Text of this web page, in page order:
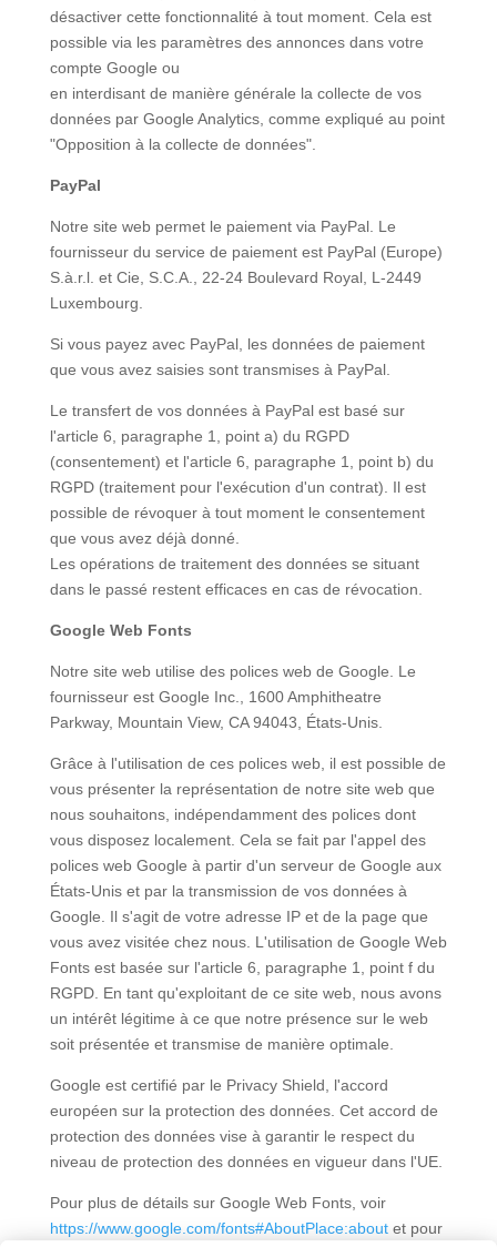
désactiver cette fonctionnalité à tout moment. Cela est
possible via les paramètres des annonces dans votre
compte Google ou
en interdisant de manière générale la collecte de vos
données par Google Analytics, comme expliqué au point
"Opposition à la collecte de données".
PayPal
Notre site web permet le paiement via PayPal. Le
fournisseur du service de paiement est PayPal (Europe)
S.à.r.l. et Cie, S.C.A., 22-24 Boulevard Royal, L-2449
Luxembourg.
Si vous payez avec PayPal, les données de paiement
que vous avez saisies sont transmises à PayPal.
Le transfert de vos données à PayPal est basé sur
l'article 6, paragraphe 1, point a) du RGPD
(consentement) et l'article 6, paragraphe 1, point b) du
RGPD (traitement pour l'exécution d'un contrat). Il est
possible de révoquer à tout moment le consentement
que vous avez déjà donné.
Les opérations de traitement des données se situant
dans le passé restent efficaces en cas de révocation.
Google Web Fonts
Notre site web utilise des polices web de Google. Le
fournisseur est Google Inc., 1600 Amphitheatre
Parkway, Mountain View, CA 94043, États-Unis.
Grâce à l'utilisation de ces polices web, il est possible de
vous présenter la représentation de notre site web que
nous souhaitons, indépendamment des polices dont
vous disposez localement. Cela se fait par l'appel des
polices web Google à partir d'un serveur de Google aux
États-Unis et par la transmission de vos données à
Google. Il s'agit de votre adresse IP et de la page que
vous avez visitée chez nous. L'utilisation de Google Web
Fonts est basée sur l'article 6, paragraphe 1, point f du
RGPD. En tant qu'exploitant de ce site web, nous avons
un intérêt légitime à ce que notre présence sur le web
soit présentée et transmise de manière optimale.
Google est certifié par le Privacy Shield, l'accord
européen sur la protection des données. Cet accord de
protection des données vise à garantir le respect du
niveau de protection des données en vigueur dans l'UE.
Pour plus de détails sur Google Web Fonts, voir
https://www.google.com/fonts#AboutPlace:aboutet pour